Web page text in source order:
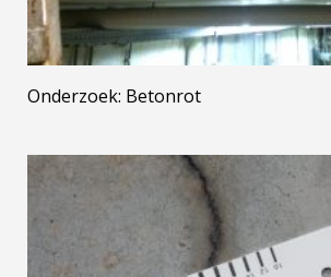
Onderzoek: Betonrot